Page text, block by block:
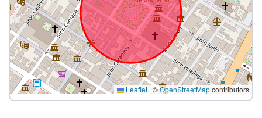
Leaflet | ©OpenStreetMapcontributors